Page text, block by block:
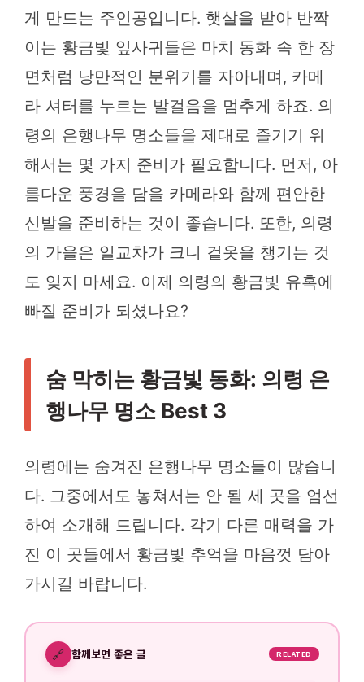
게 만드는 주인공입니다. 햇살을 받아 반짝
이는 황금빛 잎사귀들은 마치 동화 속 한 장
면처럼 낭만적인 분위기를 자아내며, 카메
라 셔터를 누르는 발걸음을 멈추게 하죠. 의
령의 은행나무 명소들을 제대로 즐기기 위
해서는 몇 가지 준비가 필요합니다. 먼저, 아
름다운 풍경을 담을 카메라와 함께 편안한
신발을 준비하는 것이 좋습니다. 또한, 의령
의 가을은 일교차가 크니 겉옷을 챙기는 것
도 잊지 마세요. 이제 의령의 황금빛 유혹에
빠질 준비가 되셨나요?
숨 막히는 황금빛 동화: 의령 은
행나무 명소 Best 3
의령에는 숨겨진 은행나무 명소들이 많습니
다. 그중에서도 놓쳐서는 안 될 세 곳을 엄선
하여 소개해 드립니다. 각기 다른 매력을 가
진 이 곳들에서 황금빛 추억을 마음껏 담아
가시길 바랍니다.
🔗 함께보면 좋은 글 RELATED